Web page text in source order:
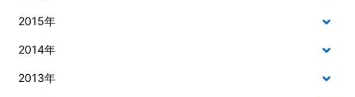
2015年
2014年
2013年